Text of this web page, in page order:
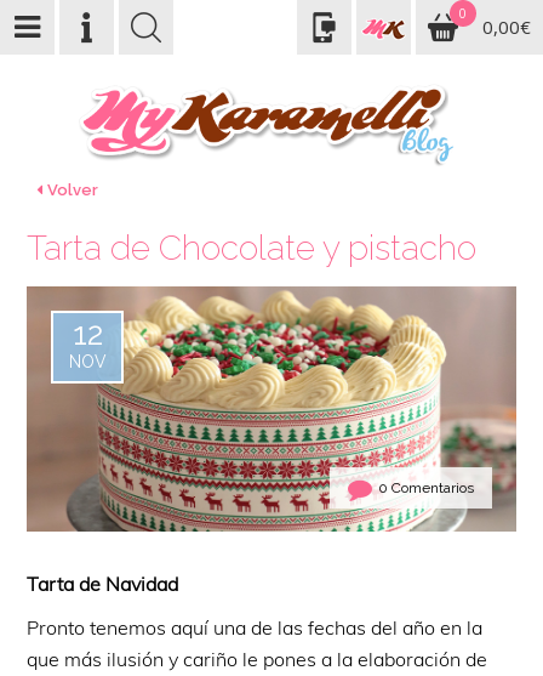
0
0,00€
Volver
Tarta de Chocolate y pistacho
12
NOV
0 Comentarios
Tarta de Navidad
Pronto tenemos aquí una de las fechas del año en la
que más ilusión y cariño le pones a la elaboración de